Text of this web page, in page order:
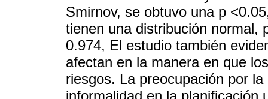
Smirnov, se obtuvo una p
tienen una distribución normal,
0.974, El estudio también
afectan en la manera en que
riesgos. La preocupación por
informalidad en la planificación